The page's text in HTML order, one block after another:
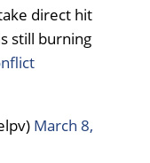
direct hit
still burning
March 8,